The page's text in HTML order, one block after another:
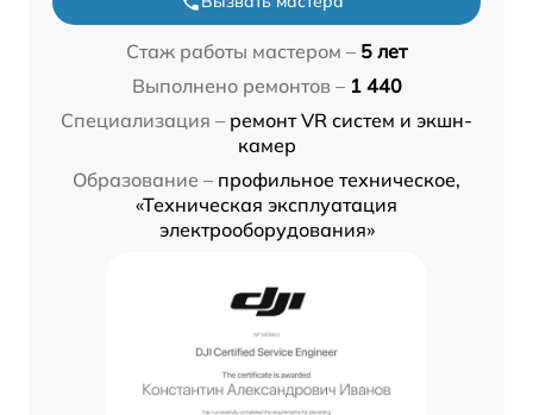
Стаж работы мастером – 5 лет
Выполнено ремонтов – 1 440
Специализация – ремонт VR систем и экшн-
камер
Образование – профильное техническое,
«Техническая эксплуатация
электрооборудования»